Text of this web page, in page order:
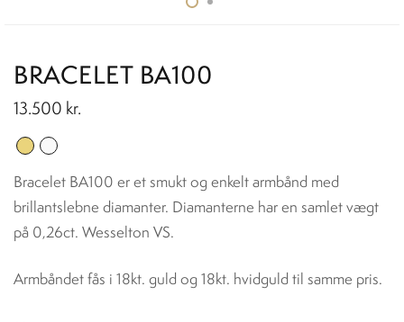
BRACELET BA100
13.500 kr.
Bracelet BA100 er et smukt og enkelt armbånd med
brillantslebne diamanter. Diamanterne har en samlet vægt
på 0,26ct. Wesselton VS.
Armbåndet fås i 18kt. guld og 18kt. hvidguld til samme pris.